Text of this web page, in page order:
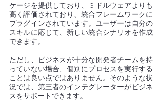
ケージを提供しており、ミドルウェアよりも
高く評価されており、統合フレームワークに
プラグインされています。ユーザーは自分の
スキルに応じて、新しい統合シナリオを作成
できます。
ただし、ビジネスが十分な開発者チームを持
っていない場合、個別にプロセスを実行する
ことは良い点ではありません。そのような状
況では、第三者のインテグレーターがビジネ
スをサポートできます。